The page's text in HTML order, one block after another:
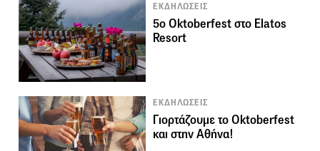
ΕΚΔΗΛΩΣΕΙΣ
5ο Oktoberfest στο Elatos
Resort
ΕΚΔΗΛΩΣΕΙΣ
Γιορτάζουμε το Oktoberfest
και στην Αθήνα!